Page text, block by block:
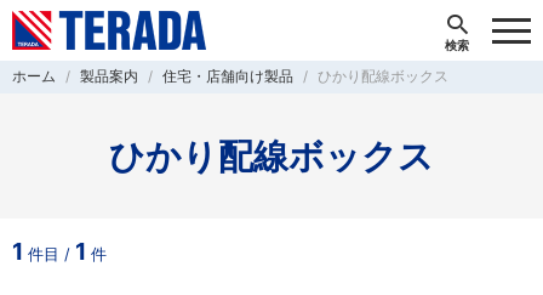
ホーム 製品案内 住宅・店舗向け製品 ひかり配線ボックス
ひかり配線ボックス
1 件目 / 1 件